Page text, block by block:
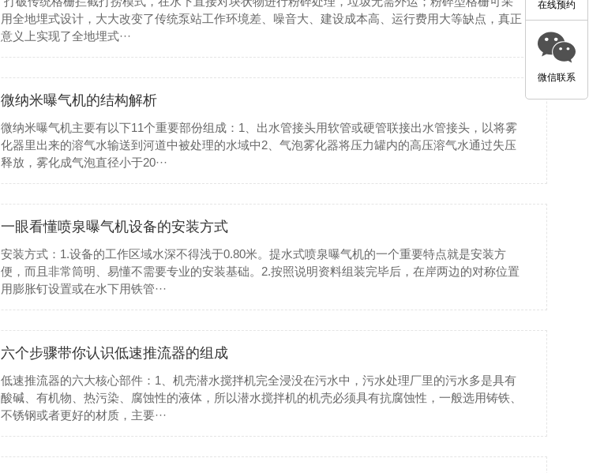
用全地埋式设计，大大改变了传统泵站工作环境差、噪音大、建设成本高、运行费用大等缺点，真正
意义上实现了全地埋式···
微纳米曝气机的结构解析
微纳米曝气机主要有以下11个重要部份组成：1、出水管接头用软管或硬管联接出水管接头，以将雾
化器里出来的溶气水输送到河道中被处理的水域中2、气泡雾化器将压力罐内的高压溶气水通过失压
释放，雾化成气泡直径小于20···
一眼看懂喷泉曝气机设备的安装方式
安装方式：1.设备的工作区域水深不得浅于0.80米。提水式喷泉曝气机的一个重要特点就是安装方
便，而且非常筒明、易懂不需要专业的安装基础。2.按照说明资料组装完毕后，在岸两边的对称位置
用膨胀钉设置或在水下用铁管···
六个步骤带你认识低速推流器的组成
低速推流器的六大核心部件：1、机壳潜水搅拌机完全浸没在污水中，污水处理厂里的污水多是具有
酸碱、有机物、热污染、腐蚀性的液体，所以潜水搅拌机的机壳必须具有抗腐蚀性，一般选用铸铁、
不锈钢或者更好的材质，主要···
在线预约
微信联系